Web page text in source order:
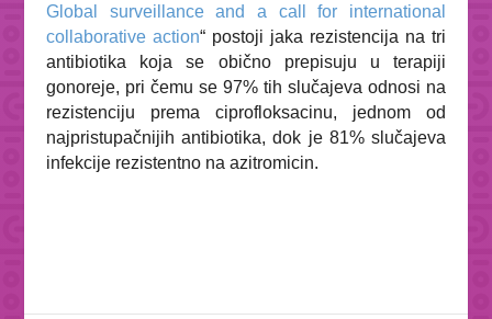
Global surveillance and a call for international
collaborative action“ postoji jaka rezistencija na tri
antibiotika koja se obično prepisuju u terapiji
gonoreje, pri čemu se 97% tih slučajeva odnosi na
rezistenciju prema ciprofloksacinu, jednom od
najpristupačnijih antibiotika, dok je 81% slučajeva
infekcije rezistentno na azitromicin.